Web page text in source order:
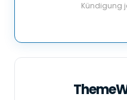
Kündigung